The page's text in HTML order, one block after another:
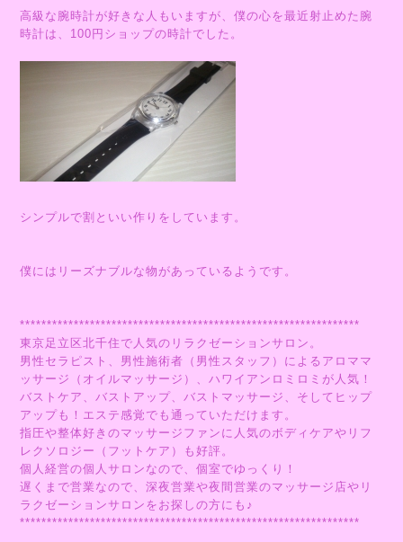
高級な腕時計が好きな人もいますが、僕の心を最近射止めた腕
時計は、100円ショップの時計でした。
シンプルで割といい作りをしています。
僕にはリーズナブルな物があっているようです。
***************************************************************
東京足立区北千住で人気のリラクゼーションサロン。
男性セラピスト、男性施術者（男性スタッフ）によるアロママ
ッサージ（オイルマッサージ）、ハワイアンロミロミが人気！
バストケア、バストアップ、バストマッサージ、そしてヒップ
アップも！エステ感覚でも通っていただけます。
指圧や整体好きのマッサージファンに人気のボディケアやリフ
レクソロジー（フットケア）も好評。
個人経営の個人サロンなので、個室でゆっくり！
遅くまで営業なので、深夜営業や夜間営業のマッサージ店やリ
ラクゼーションサロンをお探しの方にも♪
***************************************************************